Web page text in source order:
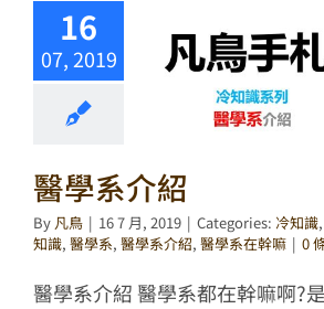
16
07, 2019
醫學系介紹
By 凡鳥 | 16 7 月, 2019 | Categories: 冷知識,
知識, 醫學系, 醫學系介紹, 醫學系在幹嘛 | 0
醫學系介紹 醫學系都在幹嘛啊?